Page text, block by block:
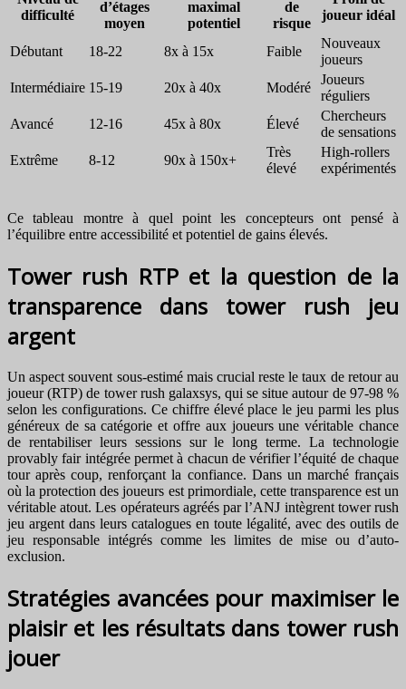
difficulté
d’étages
moyen
maximal
potentiel
de
risque
joueur idéal
Débutant 18-22 8x à 15x Faible
Nouveaux
joueurs
Intermédiaire 15-19 20x à 40x Modéré
Joueurs
réguliers
Avancé
12-16 45x à 80x Élevé
Chercheurs
de sensations
Extrême
8-12 90x à 150x+
Très
élevé
High-rollers
expérimentés
Ce tableau montre à quel point les concepteurs ont pensé à
l’équilibre entre accessibilité et potentiel de gains élevés.
Tower rush RTP et la question de la
transparence dans tower rush jeu
argent
Un aspect souvent sous-estimé mais crucial reste le taux de retour au
joueur (RTP) de tower rush galaxsys, qui se situe autour de 97-98 %
selon les configurations. Ce chiffre élevé place le jeu parmi les plus
généreux de sa catégorie et offre aux joueurs une véritable chance
de rentabiliser leurs sessions sur le long terme. La technologie
provably fair intégrée permet à chacun de vérifier l’équité de chaque
tour après coup, renforçant la confiance. Dans un marché français
où la protection des joueurs est primordiale, cette transparence est un
véritable atout. Les opérateurs agréés par l’ANJ intègrent tower rush
jeu argent dans leurs catalogues en toute légalité, avec des outils de
jeu responsable intégrés comme les limites de mise ou d’auto-
exclusion.
Stratégies avancées pour maximiser le
plaisir et les résultats dans tower rush
jouer